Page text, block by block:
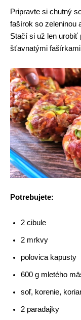
Pripravte si chutný
fašírok so zeleninou
Stačí si už len
šťavnatými
Potrebujete:
2 cibule
2 mrkvy
polovica kapusty
600 g mletého
soľ, korenie,
2 paradajky